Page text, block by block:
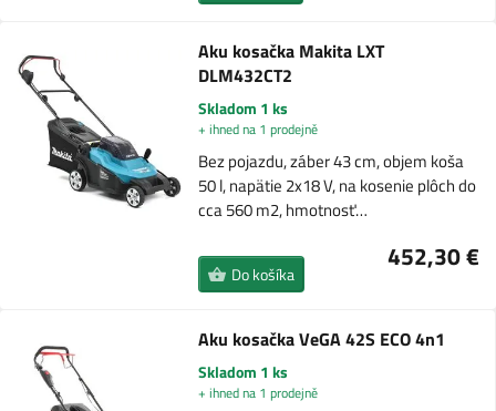
Aku kosačka Makita LXT
DLM432CT2
Skladom 1 ks
+ ihned na 1 prodejně
Bez pojazdu, záber 43 cm, objem koša
50 l, napätie 2x18 V, na kosenie plôch do
cca 560 m2, hmotnosť…
452,30 €
Do košíka
Aku kosačka VeGA 42S ECO 4n1
Skladom 1 ks
+ ihned na 1 prodejně